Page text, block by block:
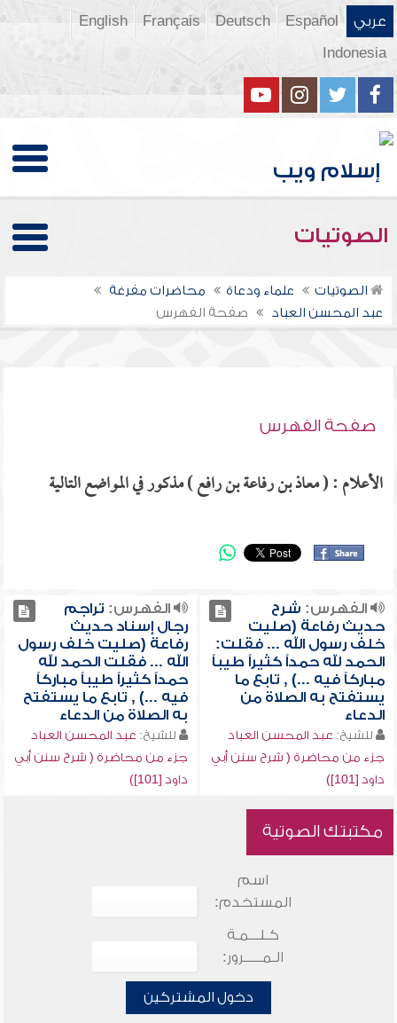
عربي Español
Deutsch
Français
English
Indonesia
الصوتيات
الصوتيات علماء ودعاة
محاضرات مفرغة
عبد المحسن العباد
صفحة الفهرس
صفحة الفهرس
الأعلام : ( معاذ بن رفاعة بن رافع ) مذكور في المواضع التالية
الفهرس: شرح
حديث رفاعة (صليت
خلف رسول الله ... فقلت:
الحمد لله حمداً كثيراً طيباً
مباركاً فيه ...) , تابع ما
يستفتح به الصلاة من
الدعاء
للشيخ: عبد المحسن العباد
جزء من محاضرة ( شرح سنن أبي
داود [101])
الفهرس: تراجم
رجال إسناد حديث
رفاعة (صليت خلف رسول
الله ... فقلت الحمد لله
حمداً كثيراً طيباً مباركاً
فيه ...) , تابع ما يستفتح
به الصلاة من الدعاء
للشيخ: عبد المحسن العباد
جزء من محاضرة ( شرح سنن أبي
داود [101])
مكتبتك الصوتية
اسم
المستخدم:
كـلـــمـة
الـمـــــرور:
دخول المشتركين